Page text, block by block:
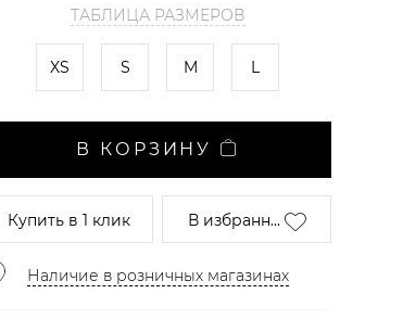
ТАБЛИЦА РАЗМЕРОВ
XS S M L
В КОРЗИНУ
Купитьв 1 клик В избранн...
Наличие в розничных магазинах